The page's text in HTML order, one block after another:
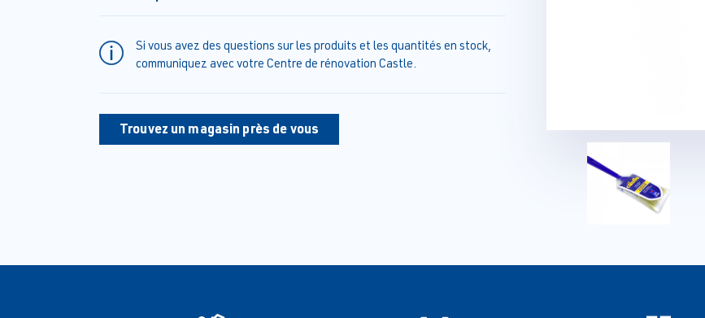
Si vous avez des questions sur les produits et les quantités en stock,
communiquez avec votre Centre de rénovation Castle.
Trouvez un magasin près de vous